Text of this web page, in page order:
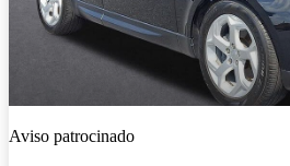
Aviso patrocinado